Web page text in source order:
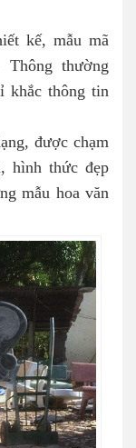
kế, mẫu mã
Thông thường
khắc thông tin
được chạm
hình thức đẹp
mẫu hoa văn